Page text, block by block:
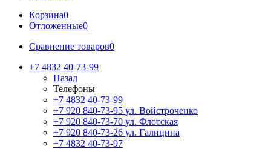
Корзина0
Отложенные0
Сравнение товаров0
+7 4832 40-73-99
Назад
Телефоны
+7 4832 40-73-99
+7 920 840-73-95 ул. Войстроченко
+7 920 840-73-70 ул. Флотская
+7 920 840-73-26 ул. Галицина
+7 4832 40-73-97